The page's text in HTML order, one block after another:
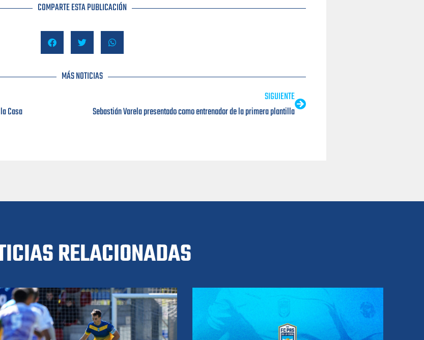
COMPARTE ESTA PUBLICACIÓN
MÁS NOTICIAS
Casa
SIGUIENTE
Sebastián Varela presentado como entrenador de la primera plantilla
RELACIONADAS